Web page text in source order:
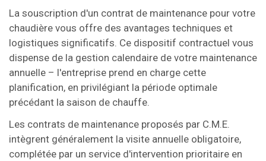
La souscription d'un contrat de maintenance pour votre
chaudière vous offre des avantages techniques et
logistiques significatifs. Ce dispositif contractuel vous
dispense de la gestion calendaire de votre maintenance
annuelle – l'entreprise prend en charge cette
planification, en privilégiant la période optimale
précédant la saison de chauffe.
Les contrats de maintenance proposés par C.M.E.
intègrent généralement la visite annuelle obligatoire,
complétée par un service d'intervention prioritaire en